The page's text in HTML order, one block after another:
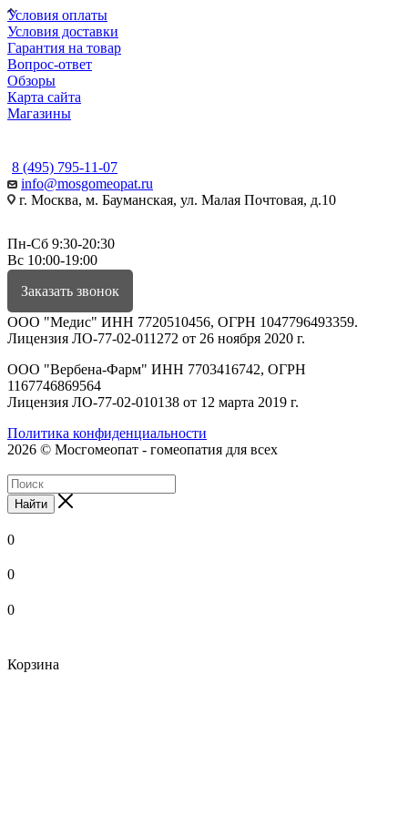
Условия оплаты
Условия доставки
Гарантия на товар
Вопрос-ответ
Обзоры
Карта сайта
Магазины
8 (495) 795-11-07
info@mosgomeopat.ru
г. Москва, м. Бауманская, ул. Малая Почтовая, д.10
Пн-Сб 9:30-20:30
Вс 10:00-19:00
Заказать звонок
ООО "Медис" ИНН 7720510456, ОГРН 1047796493359.
Лицензия ЛО-77-02-011272 от 26 ноября 2020 г.
ООО "Вербена-Фарм" ИНН 7703416742, ОГРН
1167746869564
Лицензия ЛО-77-02-010138 от 12 марта 2019 г.
Политика конфиденциальности
2026 © Мосгомеопат - гомеопатия для всех
Найти
0
0
0
Корзина